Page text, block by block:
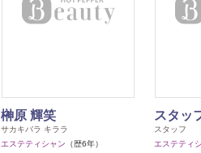
榊原 輝笑
サカキバラ キララ
エステティシャン （歴6年）
スタッ
スタッフ
エステティ